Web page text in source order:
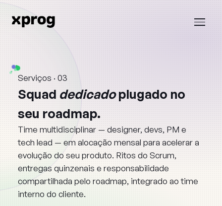
Home
Serviços›
Squad dedicado
Serviços · 03
Squad dedicado plugado no
seu roadmap.
Time multidisciplinar — designer, devs, PM e
tech lead — em alocação mensal para acelerar a
evolução do seu produto. Ritos do Scrum,
entregas quinzenais e responsabilidade
compartilhada pelo roadmap, integrado ao time
interno do cliente.